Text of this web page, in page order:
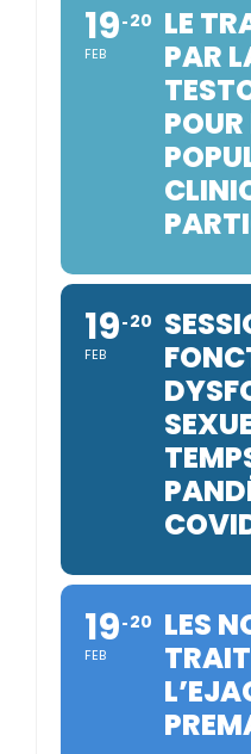
19
FEB
20 LE
PAR
POUR
19
FEB
20
19
FEB
20 LES